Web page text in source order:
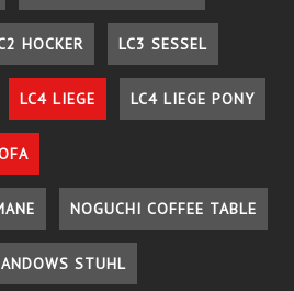
HOCKER LC3 SESSEL
LC4 LIEGE LC4 LIEGE PONY
NOGUCHI COFFEE TABLE
STUHL